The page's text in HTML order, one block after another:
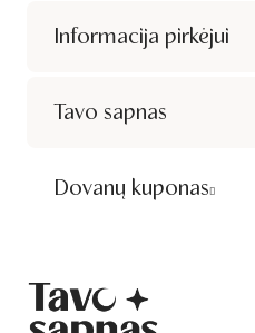
Informacija pirkėjui
Tavo sapnas
Dovanų kuponas